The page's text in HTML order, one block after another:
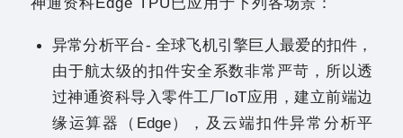
异常分析平台- 全球飞机引擎巨人最爱的扣件，
由于航太级的扣件安全系数非常严苛，所以透
过神通资科导入零件工厂IoT应用，建立前端边
缘运算器（Edge），及云端扣件异常分析平